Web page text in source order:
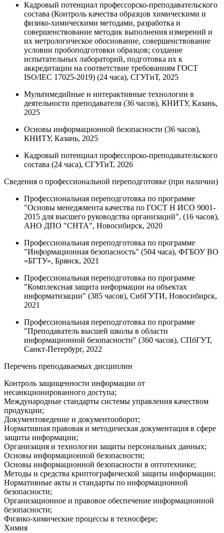
Кадровый потенциал профессорско-преподавательского
состава (Контроль качества образцов химическими и
физико-химическими методами, разработка и
совершенствование методик выполнения измерений и
их метрологическое обоснование, совершенствование
условии пробоподготовки образцов; создание
испытательных лабораторий, подготовка их к
аккредитации на соответствие требованиям ГОСТ
ISO/IEC 17025-2019) (24 часа), СГУГиТ, 2025
Мультимедийные и интерактивные технологии в
деятельности преподавателя (36 часов), КНИТУ, Казань,
2025
Основы информационной безопасности (36 часов),
КНИТУ, Казань, 2025
Кадровый потенциал профессорско-преподавательского
состава (24 часа), СГУГиТ, 2026
Сведения о профессиональной переподготовке (при наличии)
Профессиональная переподготовка по программе
"Основы менеджмента качества по ГОСТ H ИСО 9001-
2015 для высшего руководства организаций", (16 часов),
АНО ДПО "СНТА", Новосибирск, 2020
Профессиональная переподготовка по программе
"Информационная безопасность" (504 часа), ФГБОУ ВО
«БГТУ», Брянск, 2021
Профессиональная переподготовка по программе
"Комплексная защита информации на объектах
информатизации" (385 часов), СибГУТИ, Новосибирск,
2021
Профессиональная переподготовка по программе
"Преподаватель высшей школы в области
информационной безопасности" (360 часов), СПбГУТ,
Санкт-Петербург, 2022
Перечень преподаваемых дисциплин
Контроль защищенности информации от
несанкционированного доступа;
Международные стандарты системы управления качеством
продукции;
Документоведение и документооборот;
Нормативная правовая и методическая документация в сфере
защиты информации;
Организация и технологии защиты персональных данных;
Основы информационной безопасности;
Основы информационной безопасности в оптотехнике;
Методы и средства криптографической защиты информации;
Нормативные акты и стандарты по информационной
безопасности;
Организационное и правовое обеспечение информационной
безопасности;
Физико-химические процессы в техносфере;
Химия